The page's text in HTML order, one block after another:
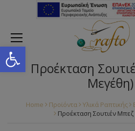
Open toolbar
Προέκταση
Μεγέθη)
Home Προϊόντα Υλικά Ραπτικής
Προέκταση Σουτιέν